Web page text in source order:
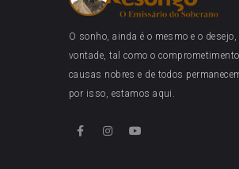
O sonho, ainda é o mesmo e o desejo,
vontade, tal como o
causas nobres e de todos
por isso, estamos aqui.